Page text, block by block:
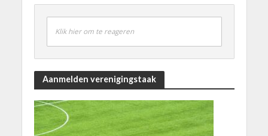
Klik hier om te reageren
Aanmelden verenigingstaak